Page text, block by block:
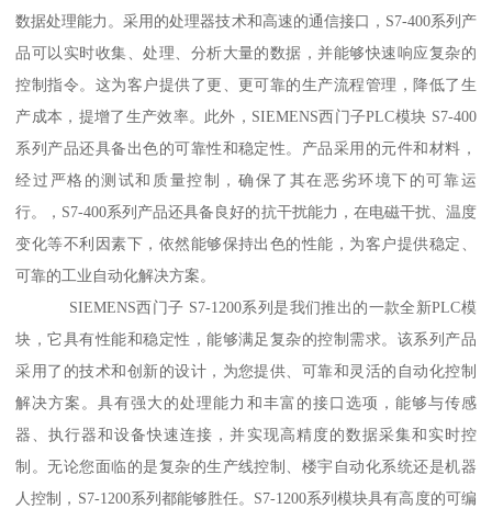
数据处理能力。采用的处理器技术和高速的通信接口，S7-400系列产
品可以实时收集、处理、分析大量的数据，并能够快速响应复杂的
控制指令。这为客户提供了更、更可靠的生产流程管理，降低了生
产成本，提增了生产效率。此外，SIEMENS西门子PLC模块 S7-400
系列产品还具备出色的可靠性和稳定性。产品采用的元件和材料，
经过严格的测试和质量控制，确保了其在恶劣环境下的可靠运
行。，S7-400系列产品还具备良好的抗干扰能力，在电磁干扰、温度
变化等不利因素下，依然能够保持出色的性能，为客户提供稳定、
可靠的工业自动化解决方案。
SIEMENS西门子 S7-1200系列是我们推出的一款全新PLC模
块，它具有性能和稳定性，能够满足复杂的控制需求。该系列产品
采用了的技术和创新的设计，为您提供、可靠和灵活的自动化控制
解决方案。具有强大的处理能力和丰富的接口选项，能够与传感
器、执行器和设备快速连接，并实现高精度的数据采集和实时控
制。无论您面临的是复杂的生产线控制、楼宇自动化系统还是机器
人控制，S7-1200系列都能够胜任。S7-1200系列模块具有高度的可编